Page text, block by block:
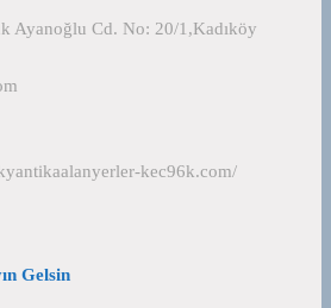
Ayanoğlu Cd. No: 20/1,Kadıköy
kec96k.com/
Gelsin